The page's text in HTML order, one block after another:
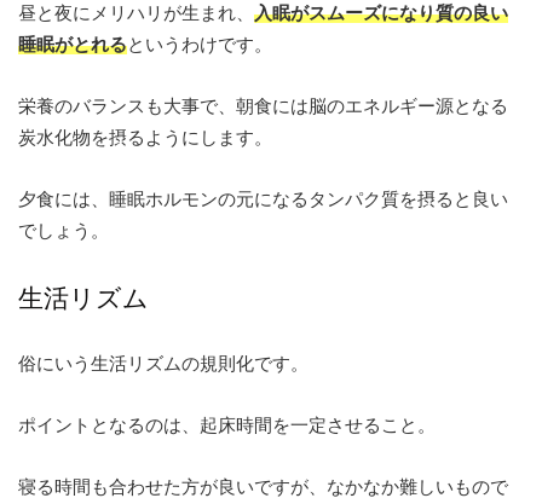
昼と夜にメリハリが生まれ、 入眠がスムーズになり質の良い
睡眠がとれるというわけです。
栄養のバランスも大事で、朝食には脳のエネルギー源となる
炭水化物を摂るようにします。
夕食には、睡眠ホルモンの元になるタンパク質を摂ると良い
でしょう。
生活リズム
俗にいう生活リズムの規則化です。
ポイントとなるのは、起床時間を一定させること。
寝る時間も合わせた方が良いですが、なかなか難しいもので